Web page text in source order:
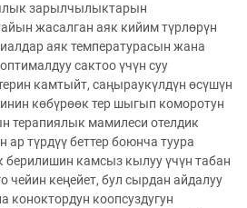
зарылчылыктарын
жасалган аяк кийим түрлөрүн
аяк температурасын жана
сактоо үчүн суу
камтыйт, саңыраукүлдүн өсүшүн
көбүрөөк тер шыгып коморотун
терапиялык мамилеси отелдик
түрдүү беттер боюнча туура
берилишин камсыз кылуу үчүн табан
чейин кеңейет, бул сырдан айдалуу
коноктордун коопсуздугун